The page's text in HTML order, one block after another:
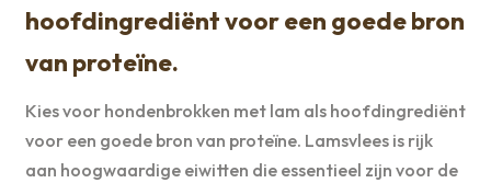
hoofdingrediënt voor een goede bron
van proteïne.
Kies voor hondenbrokken met lam als hoofdingrediënt
voor een goede bron van proteïne. Lamsvlees is rijk
aan hoogwaardige eiwitten die essentieel zijn voor de